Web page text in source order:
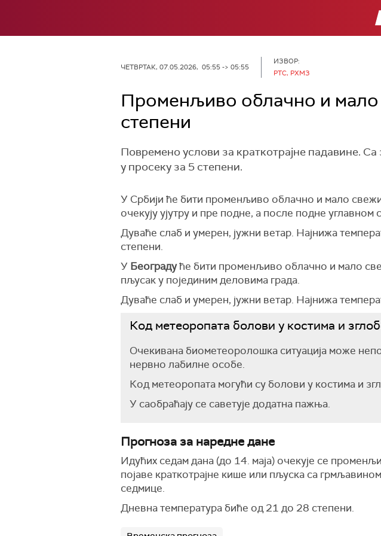
ЧЕТВРТАК, 07.05.2026, 05:55 -> 05:55
ИЗВОР:
РТС, РХМЗ
Променљиво облачно и мало
степени
Повремено услови за краткотрајне падавине.
у просеку за 5 степени.
У Србији ће бити променљиво облачно и мало
очекују ујутру и пре подне, а после подне углавном
Дуваће слаб и умерен, јужни ветар. Најнижа
степени.
У Београдуће бити променљиво облачно и мало
пљусак у појединим деловима града.
Дуваће слаб и умерен, јужни ветар. Најнижа
Код метеоропата болови у костима и
Очекивана биометеоролошка ситуација може
нервно лабилне особе.
Код метеоропата могући су болови у костима и
У саобраћају се саветује додатна пажња.
Прогноза за наредне дане
Идућих седам дана (до 14. маја) очекује се
појаве краткотрајне кише или пљуска са
седмице.
Дневна температура биће од 21 до 28 степени.